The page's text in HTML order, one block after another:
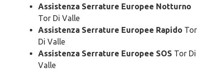
Assistenza Serrature Europee Notturno
Tor Di Valle
Assistenza Serrature Europee Rapido Tor
Di Valle
Assistenza Serrature Europee SOS Tor Di
Valle